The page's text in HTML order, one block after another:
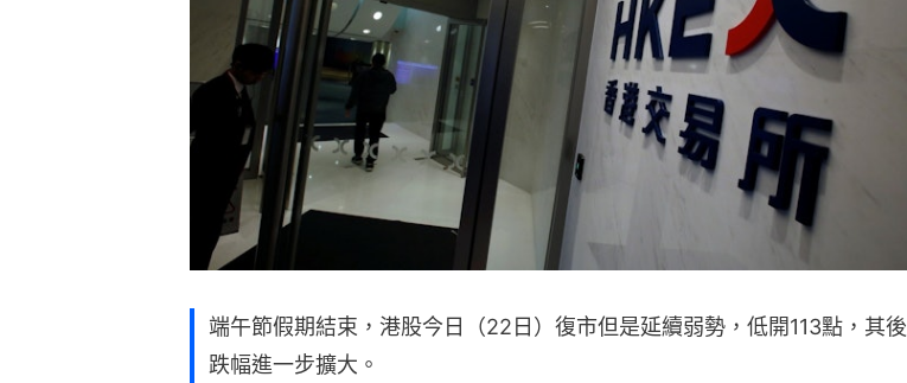
端午節假期結束，港股今日（22日）復市但是延續弱勢，低開113點，其後
跌幅進一步擴大。